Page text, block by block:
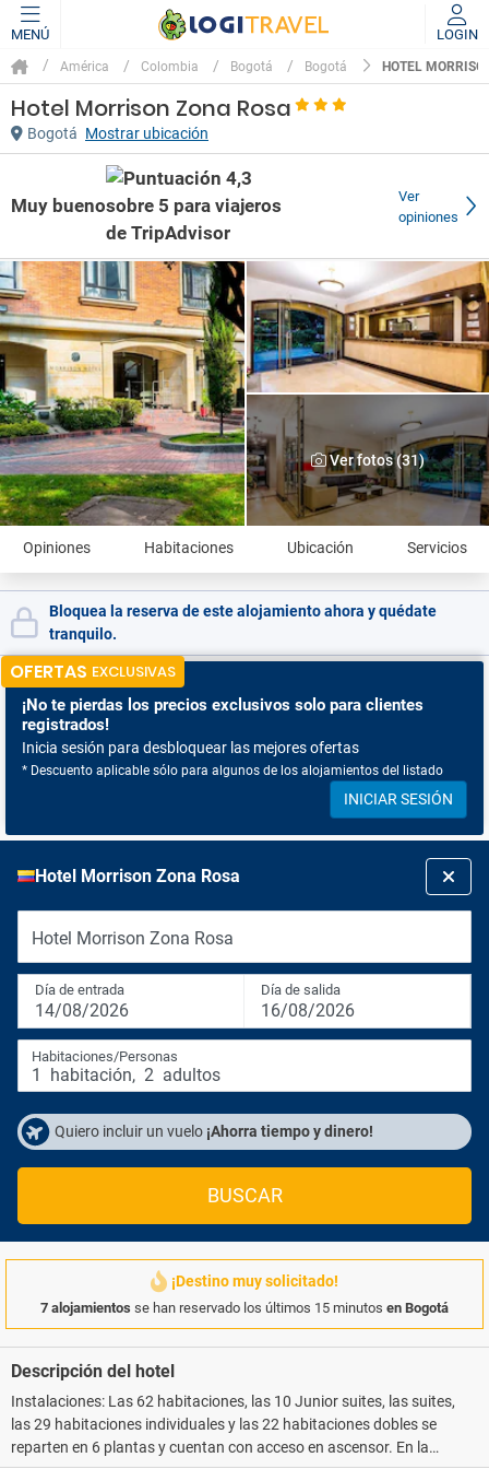
MENÚ LOGIN
América Colombia Bogotá Bogotá HOTEL
Hotel Morrison Zona Rosa
Bogotá Mostrar ubicación
Muy bueno
Ver
opiniones
Ver fotos (31)
Opiniones Habitaciones Ubicación Servicios
Bloquea la reserva de este alojamiento ahora y quédate
tranquilo.
OFERTAS EXCLUSIVAS
¡No te pierdas los precios exclusivos solo para clientes
registrados!
Inicia sesión para desbloquear las mejores ofertas
* Descuento aplicable sólo para algunos de los alojamientos del listado
INICIAR SESIÓN
Hotel Morrison Zona Rosa
Hotel Morrison Zona Rosa
Día de entrada
14/08/2026
Día de salida
16/08/2026
Habitaciones/Personas
1 habitación, 2 adultos
Quiero incluir un vuelo ¡Ahorra tiempo y dinero!
BUSCAR
¡Destino muy solicitado!
7 alojamientos se han reservado los últimos 15 minutos en Bogotá
Descripción del hotel
Instalaciones: Las 62 habitaciones, las 10 Junior suites, las suites,
las 29 habitaciones individuales y las 22 habitaciones dobles se
reparten en 6 plantas y cuentan con acceso en ascensor. En la